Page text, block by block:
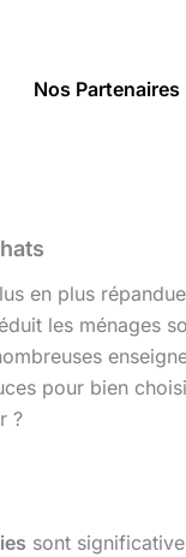
Nos Partenaires
en plus
les ménages
pour bien
?
sont